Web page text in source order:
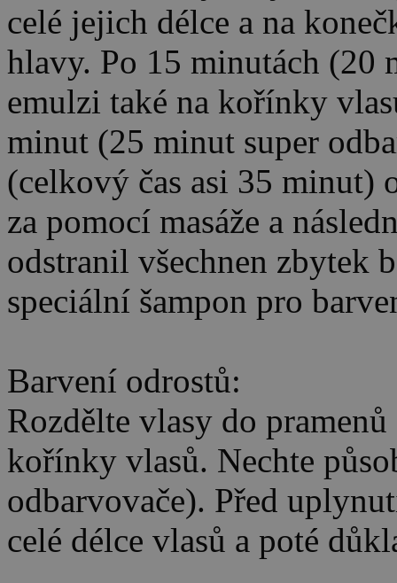
celé jejich délce a na
hlavy. Po 15 minutách (20
emulzi také na kořínky
minut (25 minut super
(celkový čas asi 35 minut)
za pomocí masáže a
odstranil všechnen zbytek
speciální šampon pro
Barvení odrostů:
Rozdělte vlasy do
kořínky vlasů. Nechte
odbarvovače). Před
celé délce vlasů a poté